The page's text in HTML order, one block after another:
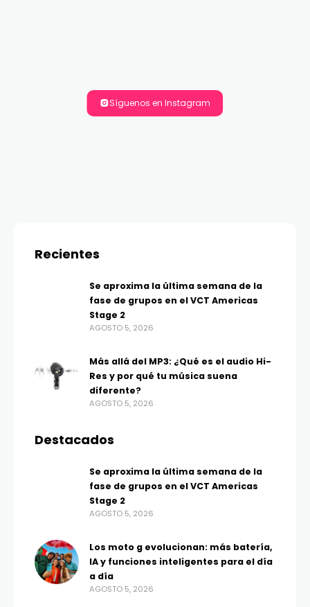
Síguenos en Instagram
Recientes
Se aproxima la última semana de la
fase de grupos en el VCT Americas
Stage 2
AGOSTO 5, 2026
Más allá del MP3: ¿Qué es el audio Hi-
Res y por qué tu música suena
diferente?
AGOSTO 5, 2026
Destacados
Se aproxima la última semana de la
fase de grupos en el VCT Americas
Stage 2
AGOSTO 5, 2026
Los moto g evolucionan: más batería,
IA y funciones inteligentes para el día
a día
AGOSTO 5, 2026